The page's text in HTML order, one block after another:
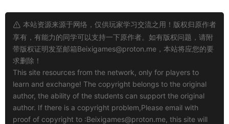
本站资源来源于网络，仅供玩家学习交流之用！版权归原作者
享有，有能力的同学可以支持一下原作者。如有版权问题，请附
带版权证明发至邮箱Beixigames@proton.me ，本站将应您的要
求删除！
This site resources from the network, only for players to
learn and exchange! The copyright belongs to the original
author, the ability of the students can support the original
author. If there is a copyright problem,Please email with
proof of copyright to :Beixigames@proton.me, this site will